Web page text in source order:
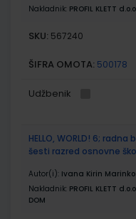
Nakladnik: PROFIL KLETT
SKU: 567240
ŠIFRA OMOTA: 500178
Udžbenik
HELLO, WORLD! 6;
šesti razred osnovne
Autor(i): Ivana Kirin
Nakladnik: PROFIL KLETT
DOM